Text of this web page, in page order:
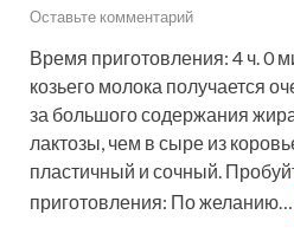
Оставьте комментарий
Время приготовления: 4 ч. 0
козьего молока получается
за большого содержания
лактозы, чем в сыре из
пластичный и сочный.
приготовления: По желанию…